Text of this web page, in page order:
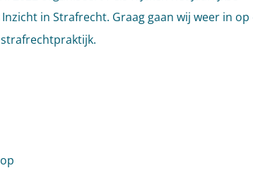
in Strafrecht. Graag gaan wij weer in op